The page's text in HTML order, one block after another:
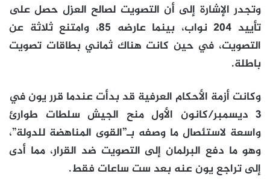
وتجدر الإشارة إلى أن التصويت لصالح العزل حصل على
تأييد 204 نواب، بينما عارضه 85، وامتنع ثلاثة عن
التصويت، في حين كانت هناك ثماني بطاقات تصويت
باطلة.
وكانت أزمة الأحكام العرفية قد بدأت عندما قرر يون في
3 ديسمبر/كانون الأول منح الجيش سلطات طوارئ
واسعة لاستئصال ما وصفه بـ”القوى المناهضة للدولة”،
وهو ما دفع البرلمان إلى التصويت ضد القرار، مما أدى
إلى تراجع يون عنه بعد ست ساعات فقط.